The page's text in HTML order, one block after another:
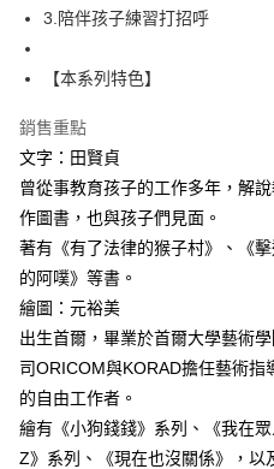
3.陪伴孩子練習打招呼
【本系列特色】
銷售重點
文字：田賢貞
曾從事教育孩子的工作多年，解
作圖書，也與孩子們見面。
著有《有了法律的猴子村》、《
的阿噗》等書。
繪圖：元裕美
出生首爾，畢業於首爾大學藝術
司ORICOM與KORAD擔任藝術
的自由工作者。
繪有《小狗錢錢》系列、《我在
Z》系列、《現在也沒關係》，以